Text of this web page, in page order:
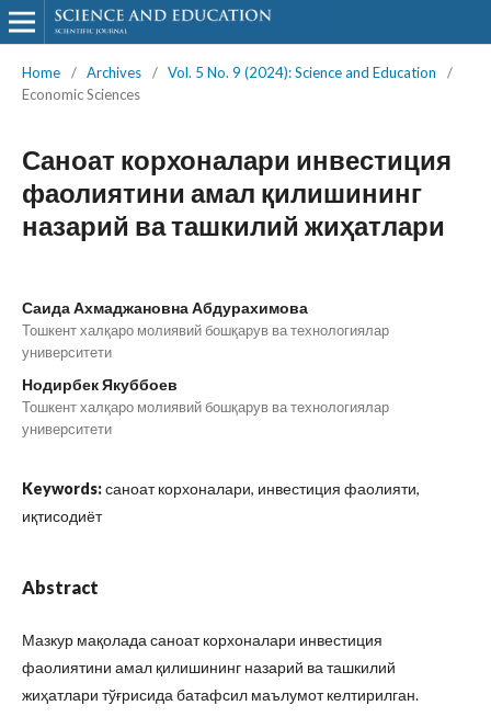
Home / Archives / Vol. 5 No. 9 (2024): Science and Education
/
Economic Sciences
Саноат корхоналари инвестиция
фаолиятини амал қилишининг
назарий ва ташкилий жиҳатлари
Саида Ахмаджановна Абдурахимова
Тошкент халқаро молиявий бошқарув ва технологиялар
университети
Нодирбек Якуббоев
Тошкент халқаро молиявий бошқарув ва технологиялар
университети
Keywords:саноат корхоналари, инвестиция фаолияти,
иқтисодиёт
Abstract
Мазкур мақолада саноат корхоналари инвестиция
фаолиятини амал қилишининг назарий ва ташкилий
жиҳатлари тўғрисида батафсил маълумот келтирилган.